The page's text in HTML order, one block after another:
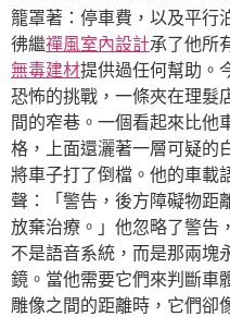
籠罩著：停車費，以及平行
彿繼禪風室內設計承了他所
無毒建材提供過任何幫助。
恐怖的挑戰，一條夾在理髮
間的窄巷。一個看起來比他
格，上面還灑著一層可疑的
將車子打了倒檔。他的車載
聲：「警告，後方障礙物距
放棄治療。」他忽略了警告
不是語音系統，而是那兩塊
鏡。當他需要它們來判斷車
雕像之間的距離時，它們卻